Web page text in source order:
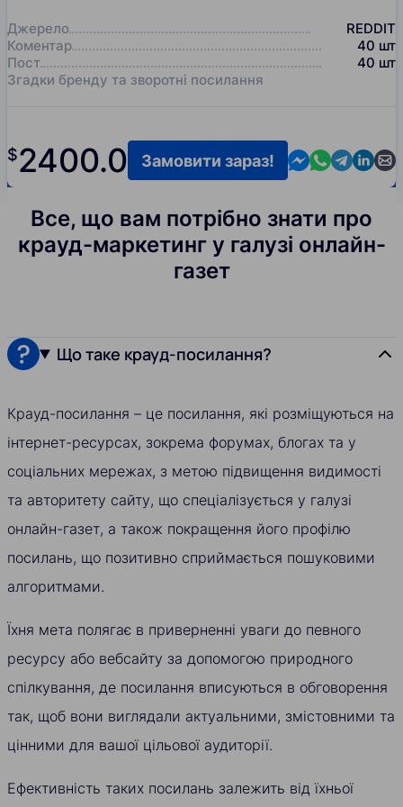
Джерело
REDDIT
Коментар
40 шт
Пост
40 шт
Згадки бренду та зворотні посилання
$2400.0 Contact us in
Contact us
Contact
Замовити зараз!
Все, що вам потрібно знати про
крауд-маркетинг у галузі онлайн-
газет
Що таке крауд-посилання?
Крауд-посилання – це посилання, які розміщуються на
інтернет-ресурсах, зокрема форумах, блогах та у
соціальних мережах, з метою підвищення видимості
та авторитету сайту, що спеціалізується у галузі
онлайн-газет, а також покращення його профілю
посилань, що позитивно сприймається пошуковими
алгоритмами.
Їхня мета полягає в приверненні уваги до певного
ресурсу або вебсайту за допомогою природного
спілкування, де посилання вписуються в обговорення
так, щоб вони виглядали актуальними, змістовними та
цінними для вашої цільової аудиторії.
Ефективність таких посилань залежить від їхньої